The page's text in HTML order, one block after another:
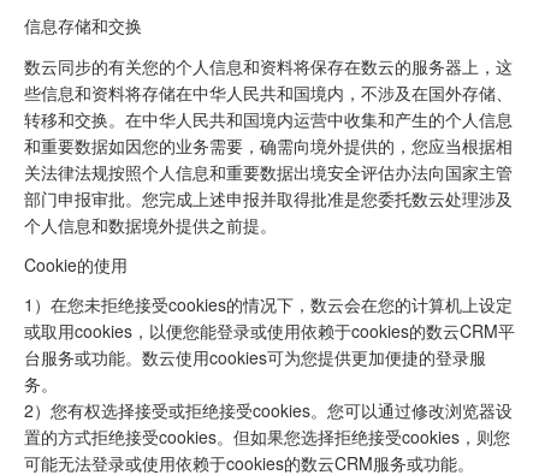
信息存储和交换
数云同步的有关您的个人信息和资料将保存在数云的服务器上，这
些信息和资料将存储在中华人民共和国境内，不涉及在国外存储、
转移和交换。在中华人民共和国境内运营中收集和产生的个人信息
和重要数据如因您的业务需要，确需向境外提供的，您应当根据相
关法律法规按照个人信息和重要数据出境安全评估办法向国家主管
部门申报审批。您完成上述申报并取得批准是您委托数云处理涉及
个人信息和数据境外提供之前提。
Cookie的使用
1）在您未拒绝接受cookies的情况下，数云会在您的计算机上设定
或取用cookies，以便您能登录或使用依赖于cookies的数云CRM平
台服务或功能。数云使用cookies可为您提供更加便捷的登录服
务。
2）您有权选择接受或拒绝接受cookies。您可以通过修改浏览器设
置的方式拒绝接受cookies。但如果您选择拒绝接受cookies，则您
可能无法登录或使用依赖于cookies的数云CRM服务或功能。